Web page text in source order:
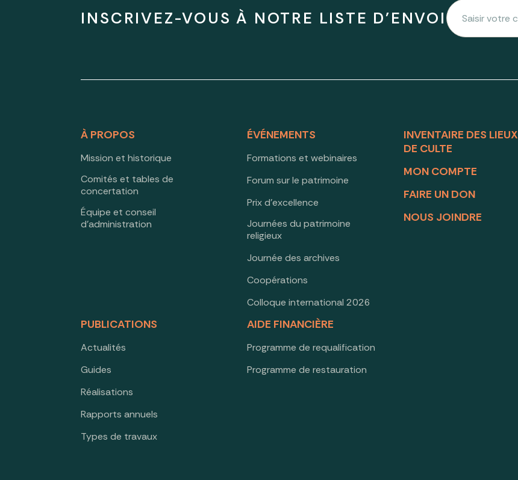
INSCRIVEZ-VOUS À NOTRE LISTE D'ENVOI
À PROPOS
Mission et historique
Comités et tables de
concertation
Équipe et conseil
d’administration
ÉVÉNEMENTS
Formations et webinaires
Forum sur le patrimoine
Prix d’excellence
Journées du patrimoine
religieux
Journée des archives
Coopérations
Colloque international 2026
PUBLICATIONS
Actualités
Guides
Réalisations
Rapports annuels
Types de travaux
AIDE FINANCIÈRE
Programme de requalification
Programme de restauration
INVENTAIRE DES LIEUX
DE CULTE
MON COMPTE
FAIRE UN DON
NOUS JOINDRE